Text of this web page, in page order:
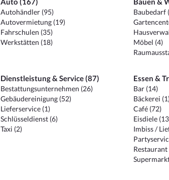
Autohändler (95)
Autovermietung (19)
Fahrschulen (35)
Werkstätten (18)
Baubedarf
Möbel (4)
Dienstleistung & Service (87)
Bestattungsunternehmen (26)
Gebäudereinigung (52)
Lieferservice (1)
Schlüsseldienst (6)
Taxi (2)
Essen &
Bar (14)
Bäckerei
Café (72)
Eisdiele
Imbiss /
Restaurant